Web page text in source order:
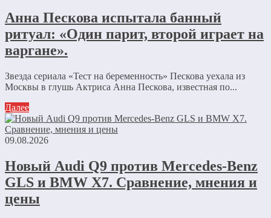
Анна Пескова испытала банный
ритуал: «Один парит, второй играет на
варгане».
Звезда сериала «Тест на беременность» Пескова уехала из
Москвы в глушь Актриса Анна Пескова, известная по...
Далее
09.08.2026
Новый Audi Q9 против Mercedes-Benz
GLS и BMW X7. Сравнение, мнения и
цены